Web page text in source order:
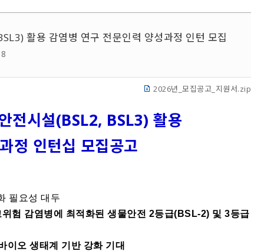
활용 감염병 연구 전문인력 양성과정 인턴 모집
2026년_모집공고_지원서.zip
전시설(BSL2, BSL3) 활용
정 인턴십 모집공고
필요성 대두
험 감염병에 최적화된 생물안전 2등급(BSL-2) 및 3등급
이오 생태계 기반 강화 기대